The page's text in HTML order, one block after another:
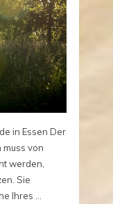
in Essen Der
muss von
werden,
Sie
Ihres ...